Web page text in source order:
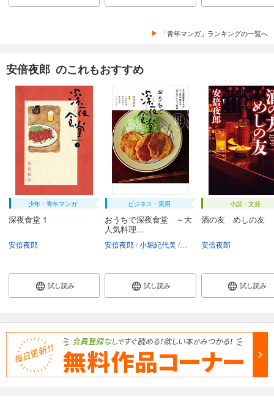
「青年マンガ」ランキングの一覧へ
安倍夜郎 のこれもおすすめ
少年・青年マンガ
深夜食堂 1
安倍夜郎
試し読み
ビジネス・実用
おうちで深夜食堂 ～大
人気料理...
安倍夜郎 小堀紀代美 坂田阿希子 重信初江
試し読み
小説・文芸
酒の友 めしの友
安倍夜郎
試し読み